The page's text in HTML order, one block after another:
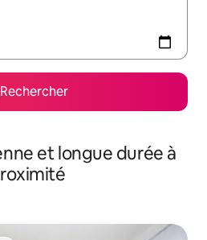
Rechercher
et longue durée à